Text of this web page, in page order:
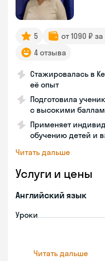
5 от 1090 ₽
4 отзыва
Стажировалась в
её опыт
Подготовила
с высокими
Применяет
обучению детей и
Читать дальше
Услуги и цены
Английский язык
Уроки
Читать дальше